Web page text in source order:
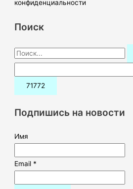
конфиденциальности
Поиск
П
о
и
:Подпишись на новости
Имя
Email *